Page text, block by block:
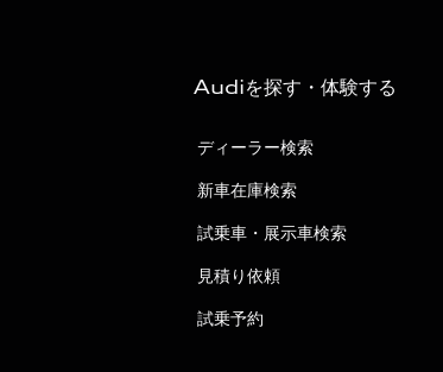
Audiを探す・体験する
ディーラー検索
新車在庫検索
試乗車・展示車検索
見積り依頼
試乗予約